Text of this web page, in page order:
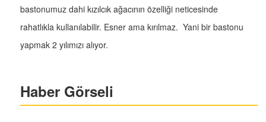
bastonumuz dahi kızılcık ağacının özelliği neticesinde
rahatlıkla kullanılabilir. Esner ama kırılmaz. Yani bir bastonu
yapmak 2 yılımızı alıyor.
Haber Görseli